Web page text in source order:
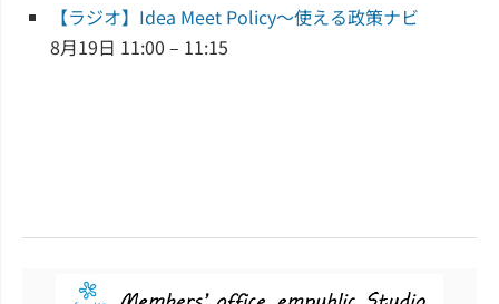
【ラジオ】Idea Meet Policy～使える政策ナビ
8月19日 11:00 – 11:15